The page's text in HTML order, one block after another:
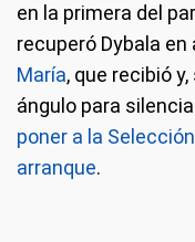
en la primera del
recuperó Dybala en
María, que recibió
ángulo para
poner a la
arranque.